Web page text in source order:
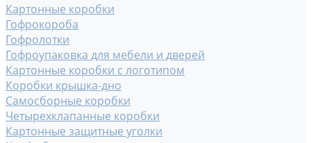
Картонные коробки
Гофрокороба
Гофролотки
Гофроупаковка для мебели и дверей
Картонные коробки с логотипом
Коробки крышка-дно
Самосборные коробки
Четырехклапанные коробки
Картонные защитные уголки